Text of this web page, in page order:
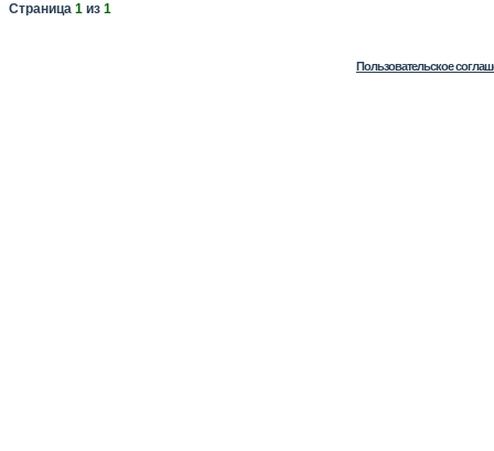
Страница 1 из 1
Пользовательское